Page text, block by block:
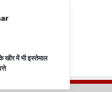
खीर में भी इस्तेमाल